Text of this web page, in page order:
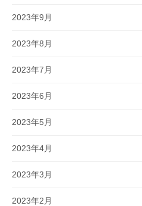
2023年9月
2023年8月
2023年7月
2023年6月
2023年5月
2023年4月
2023年3月
2023年2月